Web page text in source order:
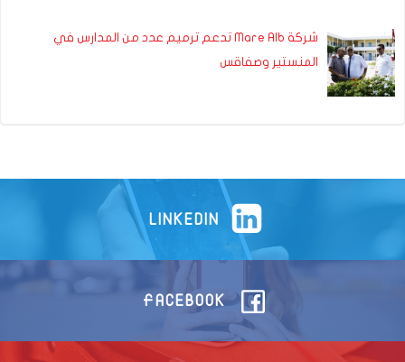
شركة Mare Alb تدعم ترميم عدد من المدارس في
المنستير وصفاقس
LINKEDIN
FACEBOOK